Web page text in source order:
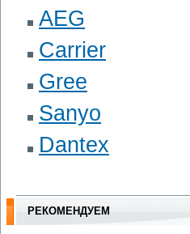
AEG
Carrier
Gree
Sanyo
Dantex
РЕКОМЕНДУЕМ